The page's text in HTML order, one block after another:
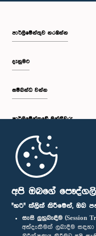
අපි ඔබගේ
"හරි" ක්ලික් කිරීමෙන්, ඔබ
සැසි ලුහුබැඳීම (Session
අත්දැකීමක් ලබාදීම සඳහා
පාර්ලි‌මේන්තුව නරඹන්න
දැනුමට
සම්බන්ධ වන්න
පාර්ලි‌මේන්තුවේ මන්ත්‍රීවරු
මුල් පිටුව
පාර්ලිමේන්තු ජංගම යෙදුම